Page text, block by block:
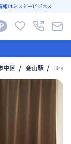
報はミスタービジネス
中区 金山駅